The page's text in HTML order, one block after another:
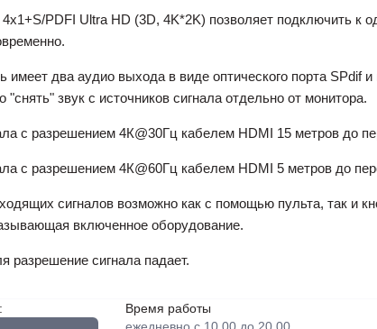
PDFI Ultra HD (3D, 4K*2K) позволяет подключить к
имеет два аудио выхода в виде оптического порта SPdif
звук с источников сигнала отдельно от монитора.
с разрешением 4К@30Гц кабелем HDMI 15 метров до
с разрешением 4К@60Гц кабелем HDMI 5 метров до
сигналов возможно как с помощью пульта, так и
включенное оборудование.
разрешение сигнала падает.
Время работы